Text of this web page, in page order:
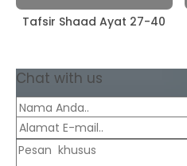
Tafsir Shaad Ayat 27-40
Chat with us